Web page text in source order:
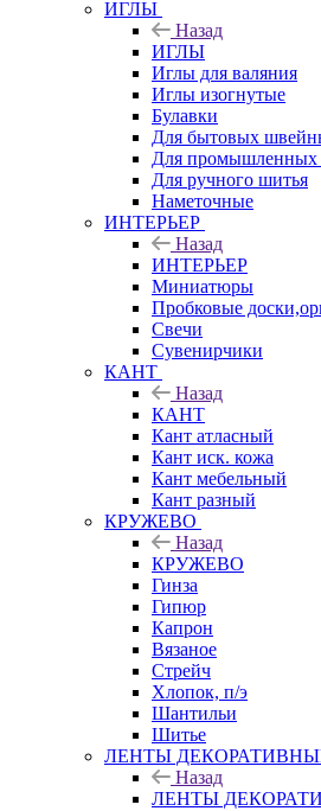
ИГЛЫ
Назад
ИГЛЫ
Иглы для валяния
Иглы изогнутые
Булавки
Для бытовых
Для
Для ручного шитья
Наметочные
ИНТЕРЬЕР
Назад
ИНТЕРЬЕР
Миниатюры
Пробковые
Свечи
Сувенирчики
КАНТ
Назад
КАНТ
Кант атласный
Кант иск. кожа
Кант мебельный
Кант разный
КРУЖЕВО
Назад
КРУЖЕВО
Гинза
Гипюр
Капрон
Вязаное
Стрейч
Хлопок, п/э
Шантильи
Шитье
ЛЕНТЫ
Назад
ЛЕНТЫ